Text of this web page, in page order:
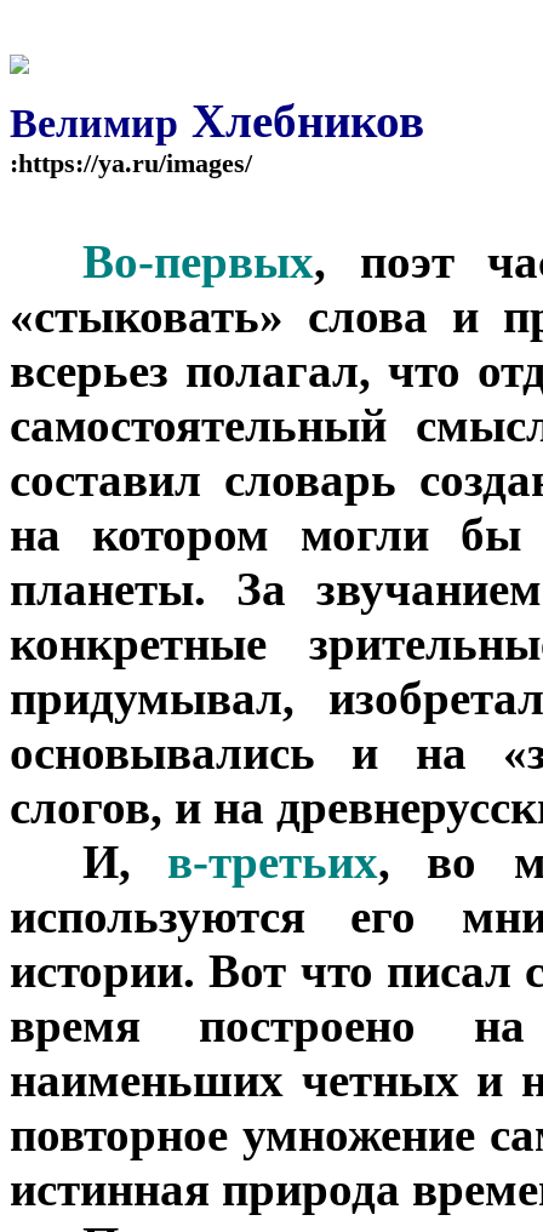
ВелимирХлебников
:https://ya.ru/images/
Во-первых, поэт
«стыковать» слова и
всерьез полагал, что
самостоятельный
составил словарь
на котором могли
планеты. За
конкретные
придумывал,
основывались и на
слогов, и на
И, в-третьих, во
используются его
истории. Вот что
время построено
наименьших четных и
повторное умножение
истинная природа